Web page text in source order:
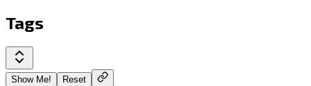
Tags
Show Me! Reset